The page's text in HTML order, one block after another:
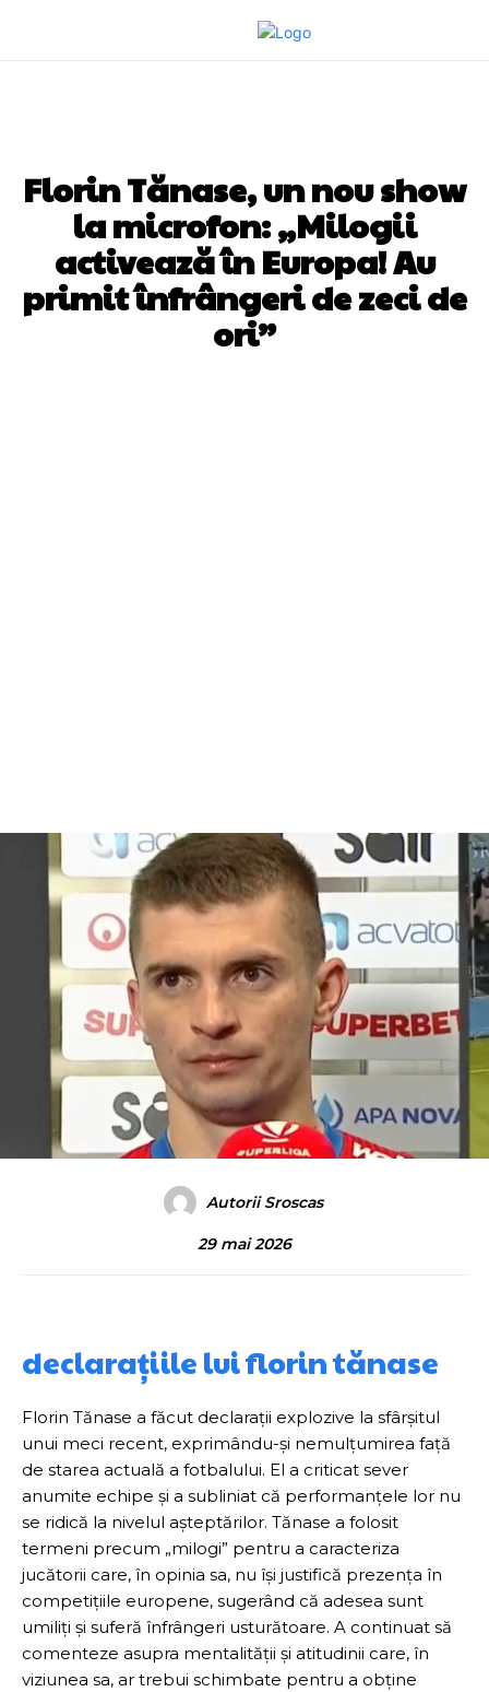
Florin Tănase, un nou show
la microfon: „Milogii
activează în Europa! Au
primit înfrângeri de zeci de
ori”
Autorii Sroscas
29 mai 2026
declarațiile lui florin tănase
Florin Tănase a făcut declarații explozive la sfârșitul
unui meci recent, exprimându-și nemulțumirea față
de starea actuală a fotbalului. El a criticat sever
anumite echipe și a subliniat că performanțele lor nu
se ridică la nivelul așteptărilor. Tănase a folosit
termeni precum „milogi” pentru a caracteriza
jucătorii care, în opinia sa, nu își justifică prezența în
competițiile europene, sugerând că adesea sunt
umiliți și suferă înfrângeri usturătoare. A continuat să
comenteze asupra mentalității și atitudinii care, în
viziunea sa, ar trebui schimbate pentru a obține